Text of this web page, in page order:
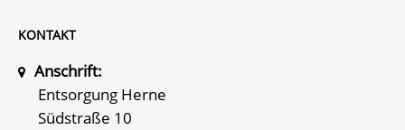
KONTAKT
Anschrift:
Entsorgung Herne
Südstraße 10